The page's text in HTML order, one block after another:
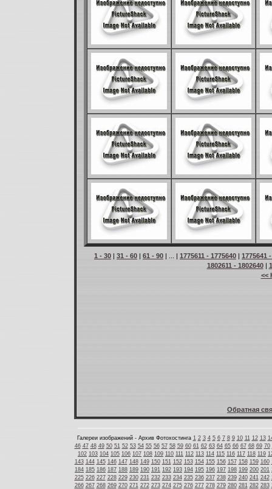
1 - 30 | 31 - 60 | 61 - 90 | ... | 1775611 - 1775640 | 1775641
1802611 - 1802640|
<<
Обратная
Галереи изображений - Архив Фотохостинга 1 2 3 4 5 6 7 8 9 10 11 12 13
46 47 48 49 50 51 52 53 54 55 56 57 58 59 60 61 62 63 64 65 66 67 68 69 70
102 103 104 105 106 107 108 109 110 111 112 113 114 115 116 117 118 119
143 144 145 146 147 148 149 150 151 152 153 154 155 156 157 158 159 160
184 185 186 187 188 189 190 191 192 193 194 195 196 197 198 199 200 201
225 226 227 228 229 230 231 232 233 234 235 236 237 238 239 240 241 242
266 267 268 269 270 271 272 273 274 275 276 277 278 279 280 281 282 283